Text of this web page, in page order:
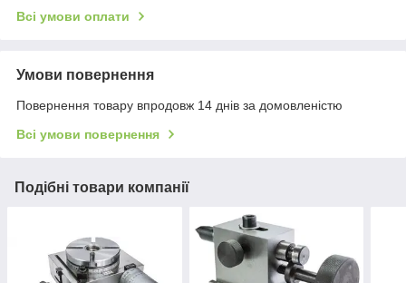
Всі умови оплати
Умови повернення
Повернення товару впродовж 14 днів за домовленістю
Всі умови повернення
Подібні товари компанії